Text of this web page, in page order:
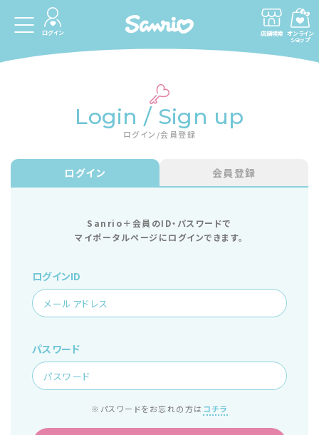
ログイン 店舗検索 オンライン
ショップ
Login / Sign up
ログイン/会員登録
ログイン 会員登録
Sanrio＋会員のID・パスワードで
マイポータルページにログインできます。
ログインID
パスワード
※パスワードをお忘れの方は コチラ